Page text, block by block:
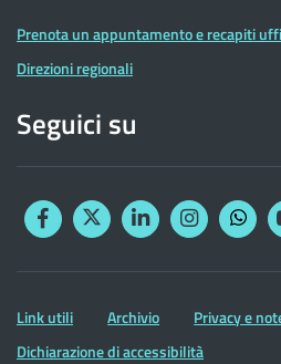
Prenota un appuntamento e recapiti
Direzioni regionali
Seguici su
FacebookTwitterLinkedinInstagram
Altre
informazioni
Link utili Archivio
Privacy e
Dichiarazione di accessibilità